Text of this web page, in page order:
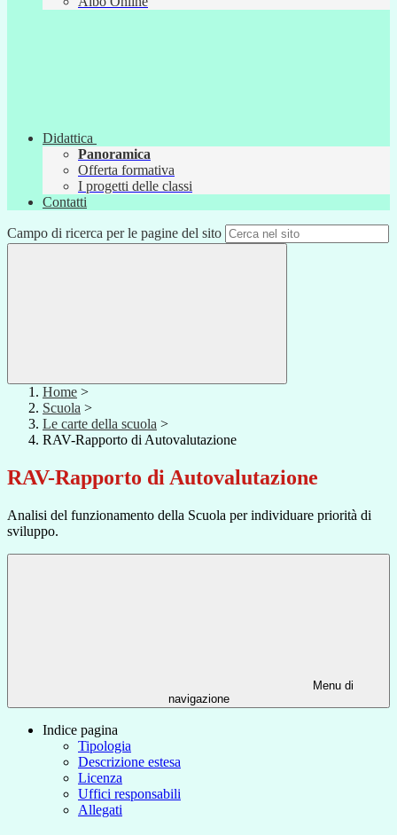
Didattica
Panoramica
Offerta formativa
I progetti delle classi
Contatti
Campo di ricerca per le pagine del sito
Home >
Scuola >
Le carte della scuola >
RAV-Rapporto di Autovalutazione
RAV-Rapporto di Autovalutazione
Analisi del funzionamento della Scuola per individuare priorità di
sviluppo.
Menu di
navigazione
Indice pagina
Tipologia
Descrizione estesa
Licenza
Uffici responsabili
Allegati